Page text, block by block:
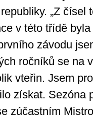
„Z čísel
v této třídě
závodu
ročníků se na
vteřin. Jsem
získat. Sezóna
zúčastním